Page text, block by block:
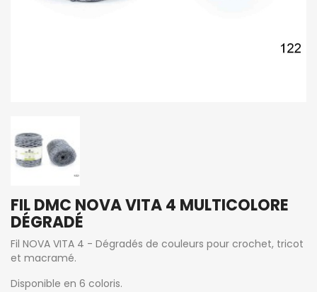
FIL DMC NOVA VITA 4 MULTICOLORE
DÉGRADÉ
Fil NOVA VITA 4 - Dégradés de couleurs pour crochet, tricot
et macramé.
Disponible en 6 coloris.